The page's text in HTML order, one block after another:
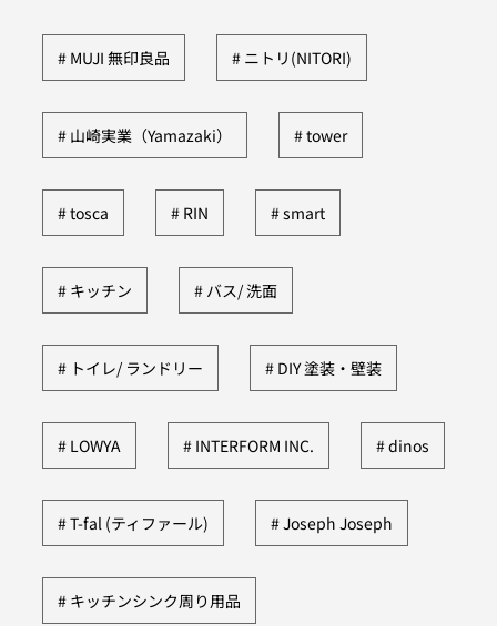
MUJI 無印良品 ニトリ(NITORI)
山崎実業（Yamazaki） tower
tosca RIN smart
キッチン バス/ 洗面
トイレ/ ランドリー DIY 塗装・壁装
LOWYA INTERFORM INC. dinos
T-fal (ティファール) Joseph Joseph
キッチンシンク周り用品